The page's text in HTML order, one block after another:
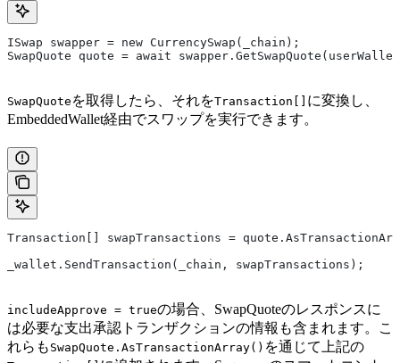
ISwap swapper = new CurrencySwap(_chain);
SwapQuote quote = await
SwapQuote を取得したら、それをTransaction[] に変換し、
EmbeddedWallet経由でスワップを実行できます。
Transaction[] swapTransactions =
_wallet.SendTransaction(_chain, swapTransactions);
includeApprove = trueの場合、SwapQuoteのレスポンスに
は必要な支出承認トランザクションの情報も含まれます。こ
れらも SwapQuote.AsTransactionArray() を通じて上記の